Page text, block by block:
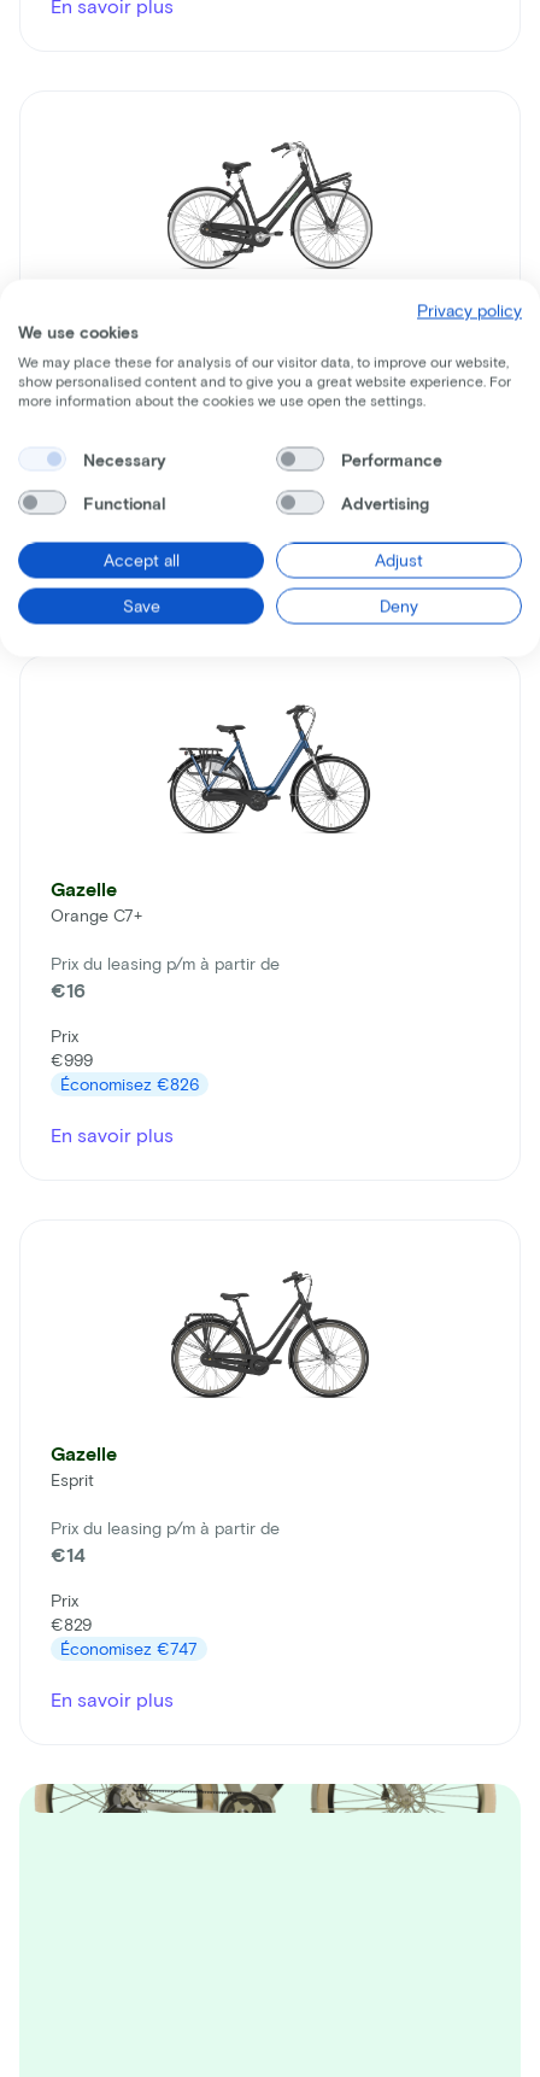
En savoir plus
Gazelle
Prix du leasing p/m à partir de
Prix
€949
Économisez
En savoir plus
Gazelle
Orange C7+
Prix du leasing p/m à partir de
€16
Prix
€999
Économisez €826
En savoir plus
Gazelle
Esprit
Prix du leasing p/m à partir de
€14
Prix
€829
Économisez €747
En savoir plus
Privacy policy
We use cookies
We may place these for analysis of our visitor data, to improve our website,
show personalised content and to give you a great website experience. For
more information about the cookies we use open the settings.
Necessary Performance
Functional Advertising
Accept all Adjust
Save Deny